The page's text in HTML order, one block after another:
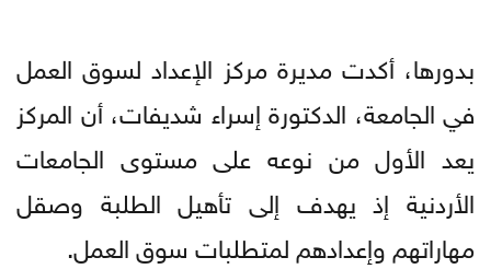
بدورها، أكدت مديرة مركز الإعداد لسوق العمل
في الجامعة، الدكتورة إسراء شديفات، أن المركز
يعد الأول من نوعه على مستوى الجامعات
الأردنية إذ يهدف إلى تأهيل الطلبة وصقل
مهاراتهم وإعدادهم لمتطلبات سوق العمل.